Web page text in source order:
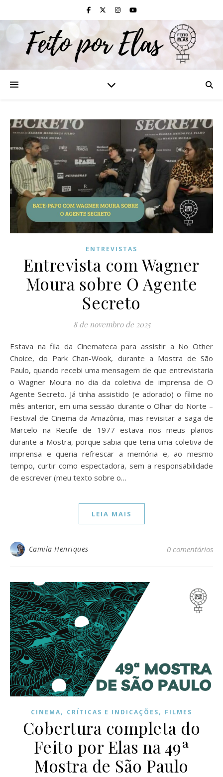
ENTREVISTAS
Entrevista com Wagner
Moura sobre O Agente
Secreto
8 de novembro de 2025
Estava na fila da Cinemateca para assistir a No Other
Choice, do Park Chan-Wook, durante a Mostra de São
Paulo, quando recebi uma mensagem de que entrevistaria
o Wagner Moura no dia da coletiva de imprensa de O
Agente Secreto. Já tinha assistido (e adorado) o filme no
mês anterior, em uma sessão durante o Olhar do Norte –
Festival de Cinema da Amazônia, mas revisitar a saga de
Marcelo na Recife de 1977 estava nos meus planos
durante a Mostra, porque sabia que teria uma coletiva de
imprensa e queria refrescar a memória e, ao mesmo
tempo, curtir como espectadora, sem a responsabilidade
de escrever (meu texto sobre o…
LEIA MAIS
Camila Henriques 0 comentários
CINEMA, CRÍTICAS E INDICAÇÕES, FILMES
Cobertura completa do
Feito por Elas na 49ª
Mostra de São Paulo